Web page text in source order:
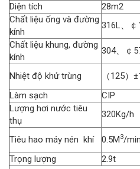
Diện tích
28m2
Chất liệu ống và đường
kính
316L、￠
Chất liệu khung, đường
kính
304、￠
Nhiệt độ khử trùng
（125）
Làm sạch
CIP
Lượng hơi nước tiêu
thụ
320Kg/h
Tiêu hao máy nén khí
0.5M3/min
Trọng lượng
2.9t